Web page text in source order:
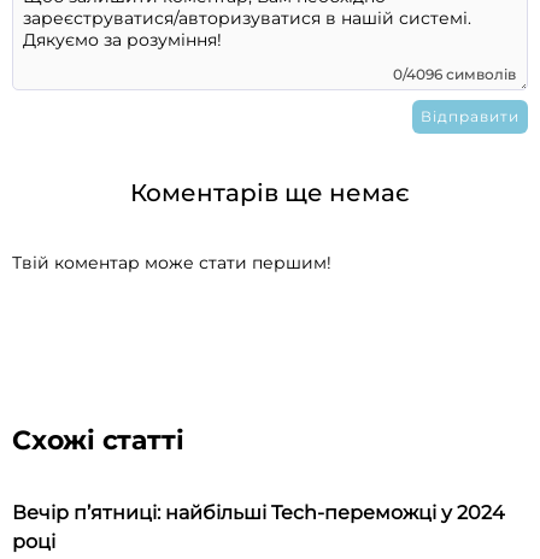
0/4096 символів
Коментарів ще немає
Твій коментар може стати першим!
Схожі статті
Вечір п’ятниці: найбільші Tech-переможці у 2024
році